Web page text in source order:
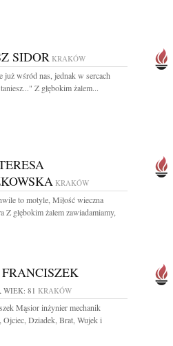
SIDOR KRAKÓW
już wśród nas, jednak w sercach
Z głębokim żalem...
KRAKÓW
to motyle, Miłość wieczna
Z głębokim żalem zawiadamiamy,
WIEK: 81 KRAKÓW
Mąsior inżynier mechanik
Dziadek, Brat, Wujek i